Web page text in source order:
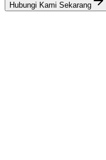
Hubungi Kami Sekarang